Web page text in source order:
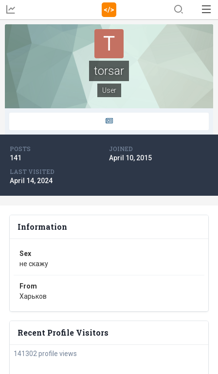
torsar
User
POSTS
141
JOINED
April 10, 2015
LAST VISITED
April 14, 2024
Information
Sex
не скажу
From
Харьков
Recent Profile Visitors
141302 profile views